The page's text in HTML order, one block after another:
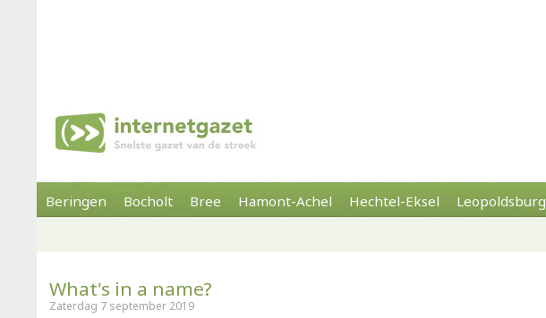
Beringen Bocholt Bree Hamont-Achel Hechtel-Eksel Leopoldsburg
What's in a name?
Zaterdag 7 september 2019